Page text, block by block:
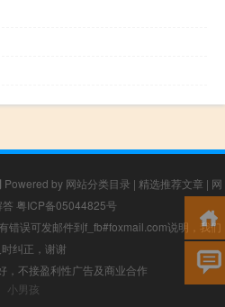
Powered by 网站分类目录 | 精选推荐文章 | 网
粤ICP备05044825号
错误可发邮件到f_fb#foxmail.com说明，我们
纠正，谢谢
，不接盈利性广告及商业合作
小男孩